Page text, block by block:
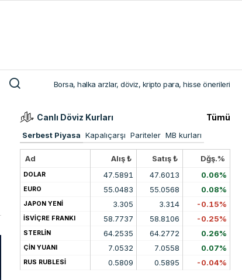
Borsa, halka arzlar, döviz, kripto para, hisse önerileri
Canlı Döviz Kurları Tümü
Serbest Piyasa Kapalıçarşı Pariteler MB kurları
Ad Alış ₺ Satış ₺ Dğş.%
DOLAR 47.5891 47.6013 0.06%
EURO 55.0483 55.0568 0.08%
JAPON YENİ 3.305 3.314 -0.15%
İSVİÇRE FRANKI 58.7737 58.8106 -0.25%
STERLİN 64.2535 64.2772 0.26%
ÇİN YUANI 7.0532 7.0558 0.07%
RUS RUBLESİ 0.5809 0.5895 -0.04%